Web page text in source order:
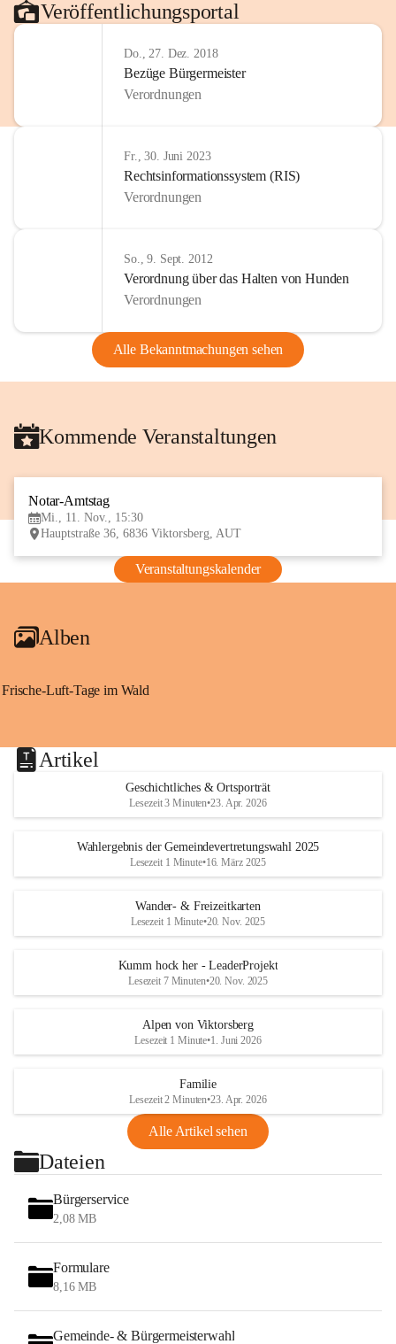
Veröffentlichungsportal
Do., 27. Dez. 2018
Bezüge Bürgermeister
Verordnungen
Fr., 30. Juni 2023
Rechtsinformationssystem (RIS)
Verordnungen
So., 9. Sept. 2012
Verordnung über das Halten von Hunden
Verordnungen
Alle Bekanntmachungen sehen
Kommende Veranstaltungen
Notar-Amtstag
Mi., 11. Nov., 15:30
Hauptstraße 36, 6836 Viktorsberg, AUT
Veranstaltungskalender
Alben
Frische-Luft-Tage im Wald
Artikel
Geschichtliches & Ortsporträt
Lesezeit 3 Minuten•23. Apr. 2026
Wahlergebnis der Gemeindevertretungswahl 2025
Lesezeit 1 Minute•16. März 2025
Wander- & Freizeitkarten
Lesezeit 1 Minute•20. Nov. 2025
Kumm hock her - LeaderProjekt
Lesezeit 7 Minuten•20. Nov. 2025
Alpen von Viktorsberg
Lesezeit 1 Minute•1. Juni 2026
Familie
Lesezeit 2 Minuten•23. Apr. 2026
Alle Artikel sehen
Dateien
Bürgerservice
2,08 MB
Formulare
8,16 MB
Gemeinde- & Bürgermeisterwahl